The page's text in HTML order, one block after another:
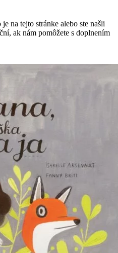
na tejto stránke alebo ste našli
ak nám pomôžete s doplnením